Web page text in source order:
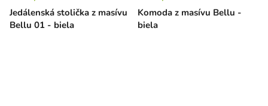
Jedálenská stolička z masívu
Bellu 01 - biela
Komoda z masívu Bellu -
biela